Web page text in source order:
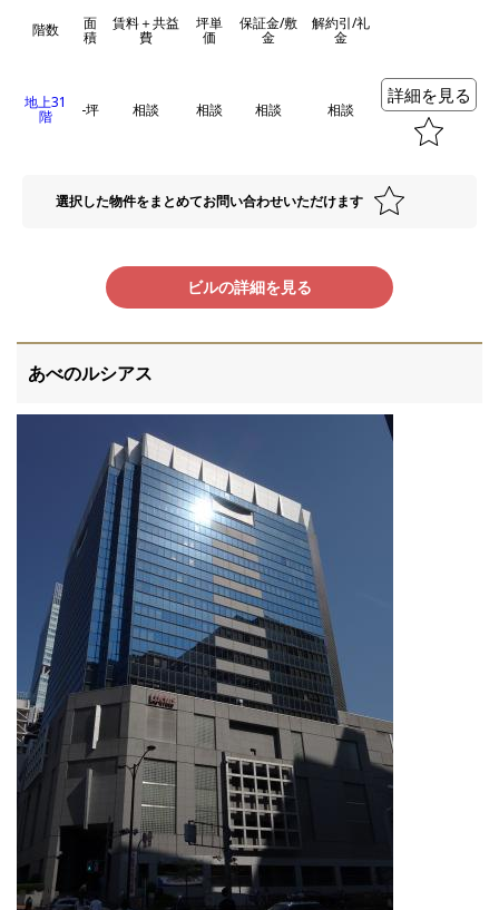
階数 面
積
賃料＋共益
費
坪単
価
保証金/敷
金
解約引/礼
金
地上31
階 -坪 相談 相談 相談 相談
詳細を見る
選択した物件をまとめてお問い合わせいただけます
ビルの詳細を見る
あべのルシアス